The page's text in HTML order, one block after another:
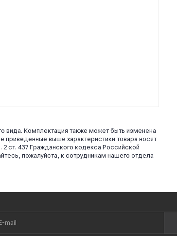
вида. Комплектация также может быть изменена
выше характеристики товара носят
ст. 437 Гражданского кодекса Российской
пожалуйста, к сотрудникам нашего отдела